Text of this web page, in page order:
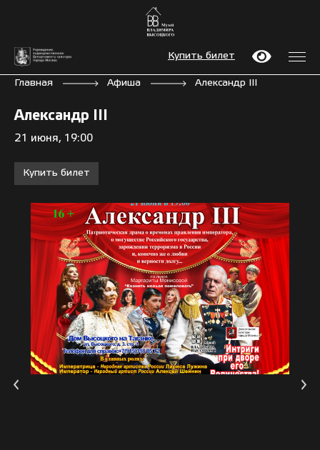
Купить билет
Главная Афиша Александр III
Александр III
21 июня, 19:00
Купить билет